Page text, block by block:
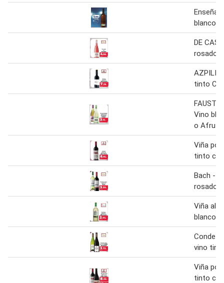
Enseña
blanco
DE
rosado
tinto
Vino
o
Viña
tinto
Bach -
rosado
Viña
blanco
Conde
vino
Viña
tinto